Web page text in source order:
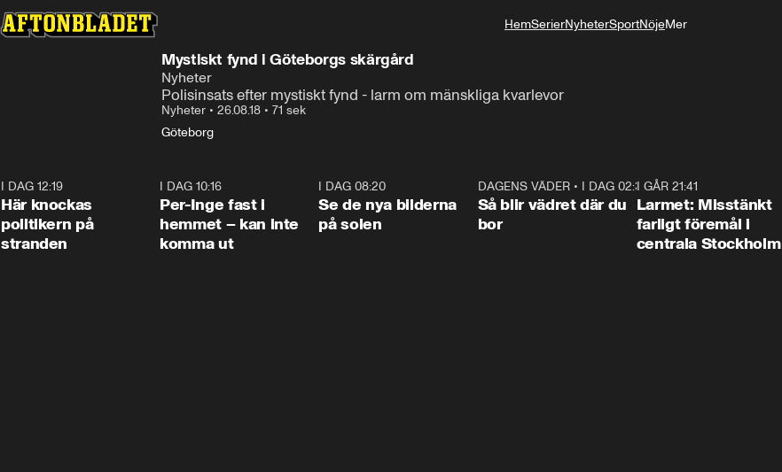
HemSerierNyheterSportNöjeMer
Mystiskt fynd i Göteborgs skärgård
Nyheter
Polisinsats efter mystiskt fynd - larm om mänskliga kvarlevor
Nyheter • 26.08.18 • 71 sek
Göteborg
I DAG 12:19
Här knockas
politikern på
stranden
I DAG 10:16
Per-Inge fast i
hemmet – kan inte
komma ut
I DAG 08:20
Se de nya bilderna
på solen
1:06
DAGENS VÄDER• I DAG 02:30
Så blir vädret där du
bor
I GÅR 21:41
Larmet: Misstänkt
farligt föremål i
centrala Stockholm